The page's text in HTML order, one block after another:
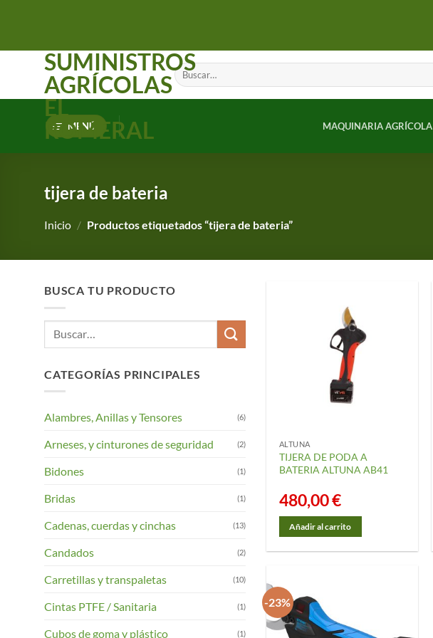
SUMINISTROS
AGRÍCOLAS
EL
ROMERAL
Buscar
por:
MENÚ MAQUINARIA AGRÍCOLA
tijera de bateria
Inicio / Productos etiquetados “tijera de bateria”
BUSCA TU PRODUCTO
Buscar
CATEGORÍAS PRINCIPALES
Alambres, Anillas y Tensores (6)
Arneses, y cinturones de seguridad (2)
Bidones (1)
Bridas (1)
Cadenas, cuerdas y cinchas (13)
Candados (2)
Carretillas y transpaletas (10)
Cintas PTFE / Sanitaria (1)
Cubos de goma y plástico (1)
ALTUNA
TIJERA DE PODA A
BATERIA ALTUNA AB41
480,00€
Añadir al carrito
-23%